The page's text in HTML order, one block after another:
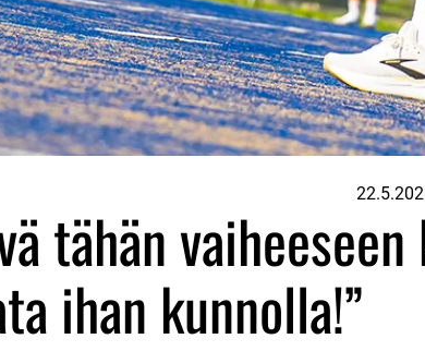
tähän
ihan kunnolla!”